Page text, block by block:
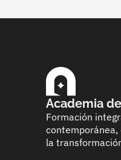
Academia
Formación
la